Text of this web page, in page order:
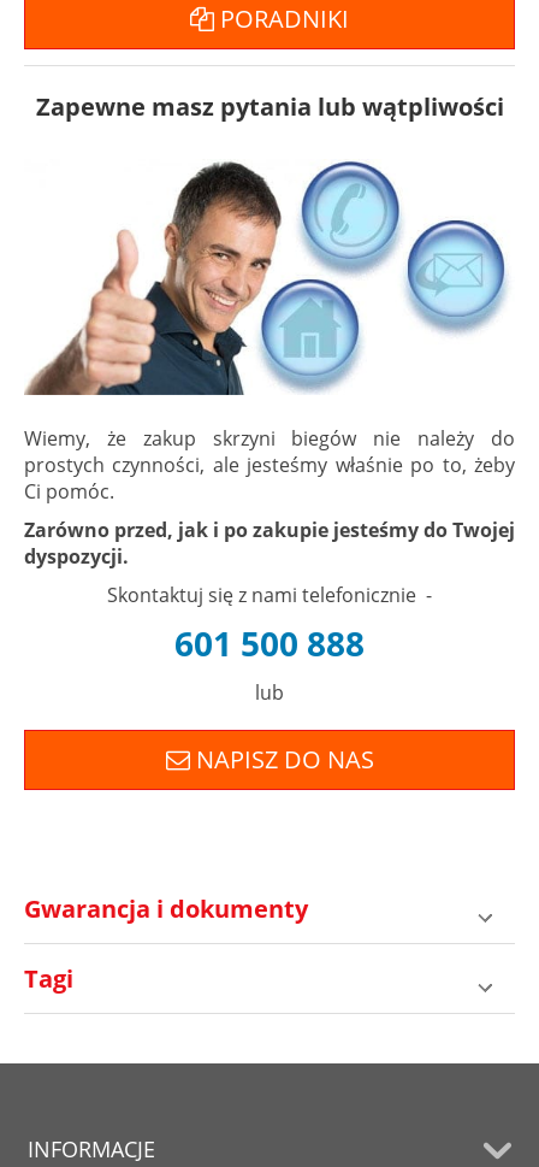
PORADNIKI
Zapewne masz pytania lub wątpliwości
Wiemy, że zakup skrzyni biegów nie należy do
prostych czynności, ale jesteśmy właśnie po to, żeby
Ci pomóc.
Zarówno przed, jak i po zakupie jesteśmy do Twojej
dyspozycji.
Skontaktuj się z nami telefonicznie -
601 500 888
lub
NAPISZ DO NAS
Gwarancja i dokumenty
Tagi
INFORMACJE